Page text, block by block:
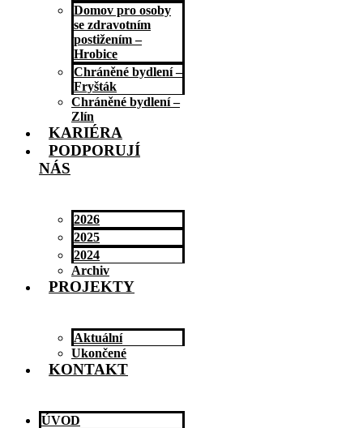
Domov pro osoby
se zdravotním
postižením –
Hrobice
Chráněné bydlení –
Fryšták
Chráněné bydlení –
Zlín
KARIÉRA
PODPORUJÍ
NÁS
2026
2025
2024
Archiv
PROJEKTY
Aktuální
Ukončené
KONTAKT
ÚVOD